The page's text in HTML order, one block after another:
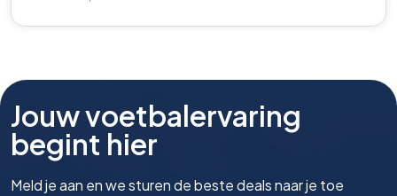
Jouw voetbalervaring
begint hier
Meld je aan en we sturen de beste deals naar je toe